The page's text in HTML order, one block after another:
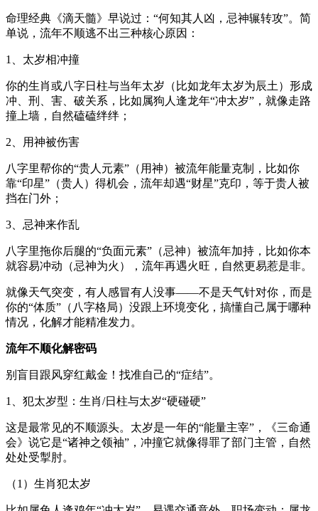
命理经典《滴天髓》早说过：“何知其人凶，忌神辗转攻”。简
单说，流年不顺逃不出三种核心原因：
1、太岁相冲撞
你的生肖或八字日柱与当年太岁（比如龙年太岁为辰土）形成
冲、刑、害、破关系，比如属狗人逢龙年“冲太岁”，就像走路
撞上墙，自然磕磕绊绊；
2、用神被伤害
八字里帮你的“贵人元素”（用神）被流年能量克制，比如你
靠“印星”（贵人）得机会，流年却遇“财星”克印，等于贵人被
挡在门外；
3、忌神来作乱
八字里拖你后腿的“负面元素”（忌神）被流年加持，比如你本
就容易冲动（忌神为火），流年再遇火旺，自然更易惹是非。
就像天气突变，有人感冒有人没事——不是天气针对你，而是
你的“体质”（八字格局）没跟上环境变化，搞懂自己属于哪种
情况，化解才能精准发力。
流年不顺化解密码
别盲目跟风穿红戴金！找准自己的“症结”。
1、犯太岁型：生肖/日柱与太岁“硬碰硬”
这是最常见的不顺源头。太岁是一年的“能量主宰”，《三命通
会》说它是“诸神之领袖”，冲撞它就像得罪了部门主管，自然
处处受掣肘。
（1）生肖犯太岁